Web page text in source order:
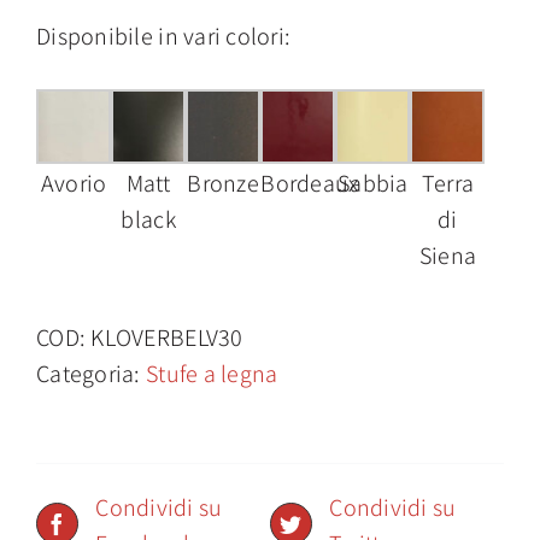
Disponibile in vari colori:
Avorio
Matt
black
BronzeBordeauxSabbia Terra
di
Siena
COD: KLOVERBELV30
Categoria: Stufe a legna
Condividi su
Condividi su